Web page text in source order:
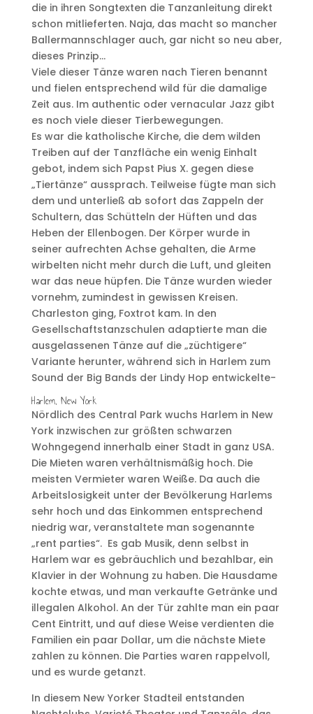
die in ihren Songtexten die Tanzanleitung direkt
schon mitlieferten. Naja, das macht so mancher
Ballermannschlager auch, gar nicht so neu aber,
dieses Prinzip…
Viele dieser Tänze waren nach Tieren benannt
und fielen entsprechend wild für die damalige
Zeit aus. Im authentic oder vernacular Jazz gibt
es noch viele dieser Tierbewegungen.
Es war die katholische Kirche, die dem wilden
Treiben auf der Tanzfläche ein wenig Einhalt
gebot, indem sich Papst Pius X. gegen diese
„Tiertänze“ aussprach. Teilweise fügte man sich
dem und unterließ ab sofort das Zappeln der
Schultern, das Schütteln der Hüften und das
Heben der Ellenbogen. Der Körper wurde in
seiner aufrechten Achse gehalten, die Arme
wirbelten nicht mehr durch die Luft, und gleiten
war das neue hüpfen. Die Tänze wurden wieder
vornehm, zumindest in gewissen Kreisen.
Charleston ging, Foxtrot kam. In den
Gesellschaftstanzschulen adaptierte man die
ausgelassenen Tänze auf die „züchtigere“
Variante herunter, während sich in Harlem zum
Sound der Big Bands der Lindy Hop entwickelte-
Harlem, New York
Nördlich des Central Park wuchs Harlem in New
York inzwischen zur größten schwarzen
Wohngegend innerhalb einer Stadt in ganz USA.
Die Mieten waren verhältnismäßig hoch. Die
meisten Vermieter waren Weiße. Da auch die
Arbeitslosigkeit unter der Bevölkerung Harlems
sehr hoch und das Einkommen entsprechend
niedrig war, veranstaltete man sogenannte
„rent parties“. Es gab Musik, denn selbst in
Harlem war es gebräuchlich und bezahlbar, ein
Klavier in der Wohnung zu haben. Die Hausdame
kochte etwas, und man verkaufte Getränke und
illegalen Alkohol. An der Tür zahlte man ein paar
Cent Eintritt, und auf diese Weise verdienten die
Familien ein paar Dollar, um die nächste Miete
zahlen zu können. Die Parties waren rappelvoll,
und es wurde getanzt.
In diesem New Yorker Stadteil entstanden